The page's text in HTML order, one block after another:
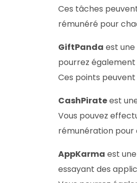
Ces tâches
rémunéré pour
GiftPanda est
pourrez
Ces points
CashPirateest
Vous pouvez
rémunération pour
AppKarma est
essayant des